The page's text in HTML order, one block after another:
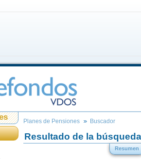
Planes de Pensiones Buscador
Resultado de la búsqueda
Resumen